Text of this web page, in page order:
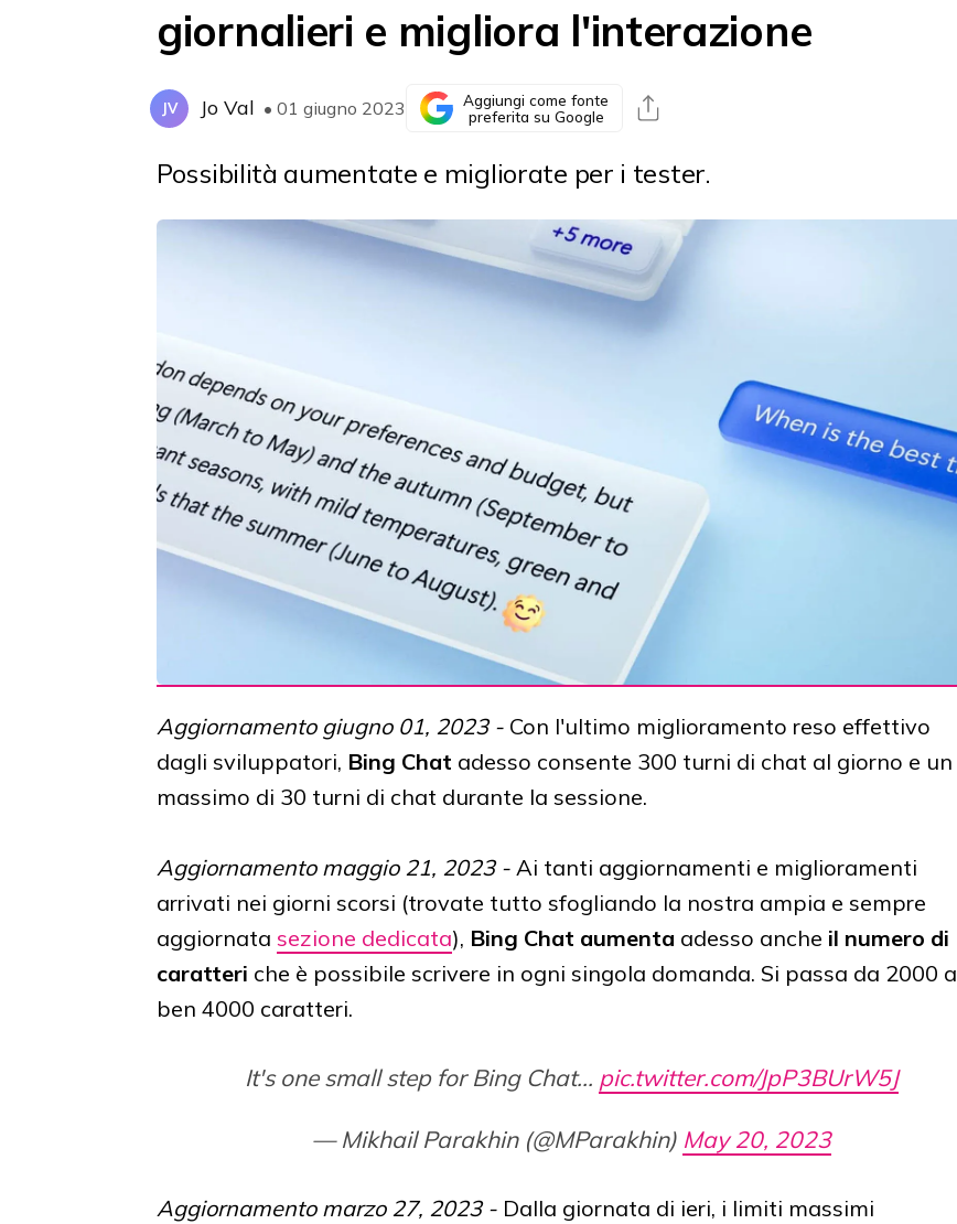
giornalieri e migliora l'interazione
JV Jo Val • 01 giugno 2023
Aggiungi come fonte
preferita su Google
Possibilità aumentate e migliorate per i tester.
Aggiornamento giugno 01, 2023 - Con l'ultimo miglioramento reso effettivo
dagli sviluppatori, Bing Chat adesso consente 300 turni di chat al giorno e un
massimo di 30 turni di chat durante la sessione.
Aggiornamento maggio 21, 2023 - Ai tanti aggiornamenti e miglioramenti
arrivati nei giorni scorsi (trovate tutto sfogliando la nostra ampia e sempre
aggiornata sezione dedicata), Bing Chat aumenta adesso anche il numero di
caratteri che è possibile scrivere in ogni singola domanda. Si passa da 2000 a
ben 4000 caratteri.
It's one small step for Bing Chat... pic.twitter.com/JpP3BUrW5J
— Mikhail Parakhin (@MParakhin) May 20, 2023
Aggiornamento marzo 27, 2023 - Dalla giornata di ieri, i limiti massimi